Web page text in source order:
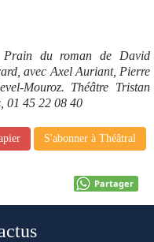
du roman de David
avec Axel Auriant, Pierre
Mouroz. Théâtre Tristan
01 45 22 08 40
S'abonner à Théâtral
Partager